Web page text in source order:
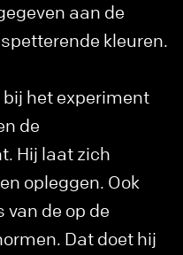
aan de
kleuren.
het experiment
de
Hij laat zich
opleggen. Ook
de op de
Dat doet hij